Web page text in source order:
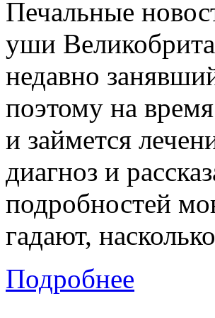
Печальные
уши
недавно
поэтому на
и займется
диагноз и
подробностей
гадают,
Подробнее